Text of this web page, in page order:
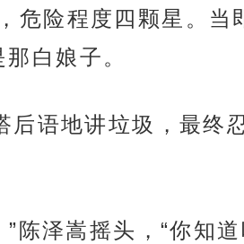
危险程度四颗星。当
白娘子。
语地讲垃圾，最终
陈泽嵩摇头，“你知